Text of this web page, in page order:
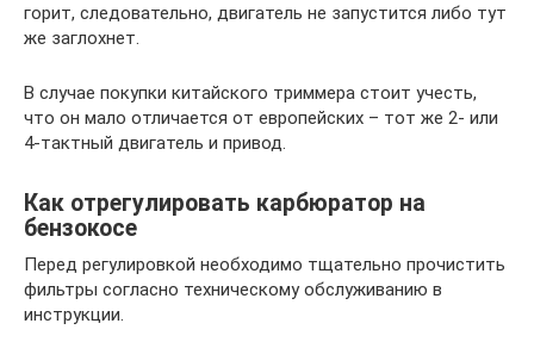
горит, следовательно, двигатель не запустится либо тут
же заглохнет.
В случае покупки китайского триммера стоит учесть,
что он мало отличается от европейских – тот же 2- или
4-тактный двигатель и привод.
Как отрегулировать карбюратор на
бензокосе
Перед регулировкой необходимо тщательно прочистить
фильтры согласно техническому обслуживанию в
инструкции.